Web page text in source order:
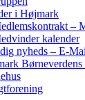
i Højmark
–
kalender
nyheds – E-
Børneverdens